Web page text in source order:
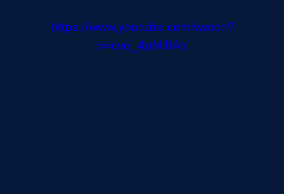
https://www.youtube.com/watch?
v=cvo_4pMl8As